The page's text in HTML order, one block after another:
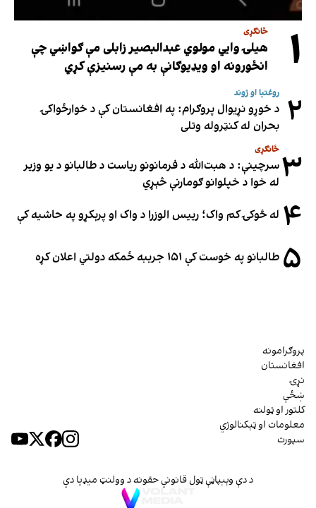
۱ ځانګړی
هیلۍ وایي مولوي عبدالبصیر زابلی مې ګواښي چې
انځورونه او ویډیوګانې به مې رسنیزې کړي
۲ روغتیا او ژوند
د خوړو نړیوال پروګرام: په افغانستان کې د خوارځواکۍ
بحران له کنټروله وتلی
۳ ځانګړی
سرچینې: د هبت‌الله د فرمانونو ریاست د طالبانو د یو وزیر
له خوا د خپلوانو ګومارنې څېړي
۴ له څوکۍ کم واک؛ رییس الوزرا د واک او پرېکړو په حاشیه کې
۵ طالبانو په خوست کې ۱۵۱ جریبه ځمکه دولتي اعلان کړه
پروګرامونه
افغانستان
نړۍ
ښځې
کلتور او ټولنه
معلومات او ټېکنالوژي
سپورت
د دې وېبپاڼې ټول قانوني حقونه د وولنټ میډیا دي